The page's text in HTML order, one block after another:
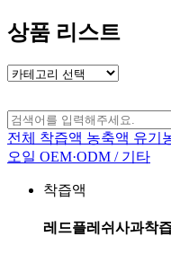
상품 리스트
전체 착즙액 농축액 유기
오일 OEM·ODM / 기타
착즙액
레드플레쉬사과착